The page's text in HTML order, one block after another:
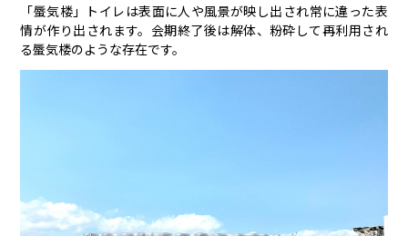
「蜃気楼」トイレは表面に人や風景が映し出され常に違った表
情が作り出されます。会期終了後は解体、粉砕して再利用され
る蜃気楼のような存在です。